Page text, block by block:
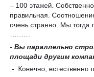
– 100 этажей.
правильная.
очень странно. Мы тогда
- Вы параллельно
площади другим
- Конечно, естественно